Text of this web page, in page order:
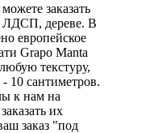
заказать
ЛДСП, дереве. В
европейское
Grapo Manta
текстуру,
10 сантиметров.
к нам на
их
заказ "под